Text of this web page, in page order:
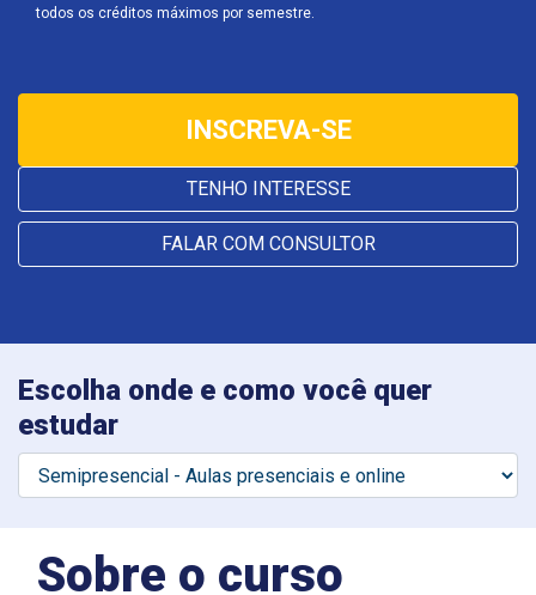
todos os créditos máximos por semestre.
INSCREVA-SE
TENHO INTERESSE
FALAR COM CONSULTOR
Escolha onde e como você quer
estudar
Sobre o curso